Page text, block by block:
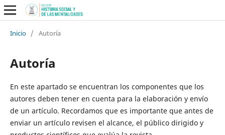
Inicio / Autoría
Autoría
En este apartado se encuentran los componentes que los
autores deben tener en cuenta para la elaboración y envío
de un artículo. Recordamos que es importante que antes de
enviar un artículo revisen el alcance, el público dirigido y